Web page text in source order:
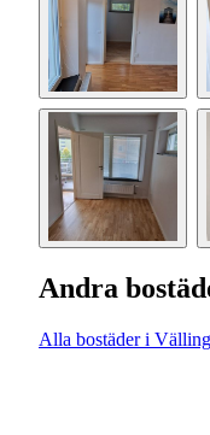
Andra
Alla bostäder i